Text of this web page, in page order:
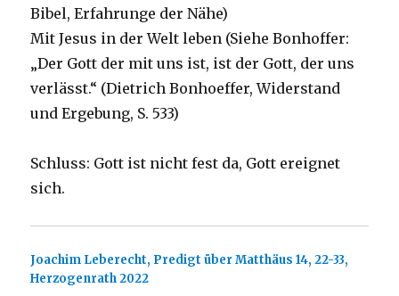
Bibel, Erfahrunge der Nähe)
Mit Jesus in der Welt leben (Siehe Bonhoffer:
„Der Gott der mit uns ist, ist der Gott, der uns
verlässt.“ (Dietrich Bonhoeffer, Widerstand
und Ergebung, S. 533)
Schluss: Gott ist nicht fest da, Gott ereignet
sich.
Joachim Leberecht, Predigt über Matthäus 14, 22-33,
Herzogenrath 2022